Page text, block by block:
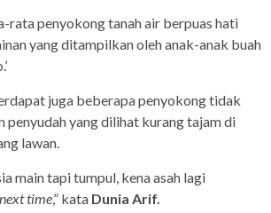
rata penyokong tanah air berpuas hati
yang ditampilkan oleh anak-anak buah
juga beberapa penyokong tidak
penyudah yang dilihat kurang tajam di
lawan.
main tapi tumpul, kena asah lagi
next time,” kata Dunia Arif.